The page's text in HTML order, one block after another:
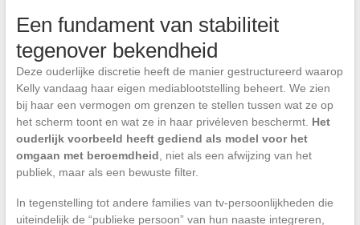
Een fundament van stabiliteit
tegenover bekendheid
Deze ouderlijke discretie heeft de manier gestructureerd waarop
Kelly vandaag haar eigen mediablootstelling beheert. We zien
bij haar een vermogen om grenzen te stellen tussen wat ze op
het scherm toont en wat ze in haar privéleven beschermt. Het
ouderlijk voorbeeld heeft gediend als model voor het
omgaan met beroemdheid, niet als een afwijzing van het
publiek, maar als een bewuste filter.
In tegenstelling tot andere families van tv-persoonlijkheden die
uiteindelijk de “publieke persoon” van hun naaste integreren,